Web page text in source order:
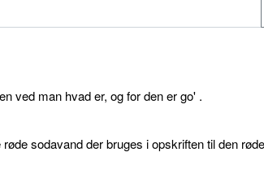
ved man hvad er, og for den er go' .
sodavand der bruges i opskriften til den